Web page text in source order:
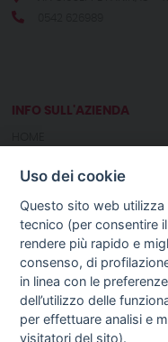
INFO SULL'AZIENDA
NOTIZIE
GUIDA AGLI ACQUISTI
PROCEDURA DI ACQUISTO
DIRITTO DI RECESSO
SPEDIZIONI E COSTI
Uso dei cookie
Questo sito web
tecnico (per consentire
rendere più rapido e
consenso, di
in linea con le
dell’utilizzo delle
per effettuare analisi e
visitatori del sito).